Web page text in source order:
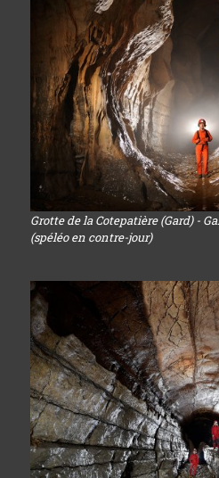
Grotte de la Cotepatière (Gard) -
(spéléo en contre-jour)